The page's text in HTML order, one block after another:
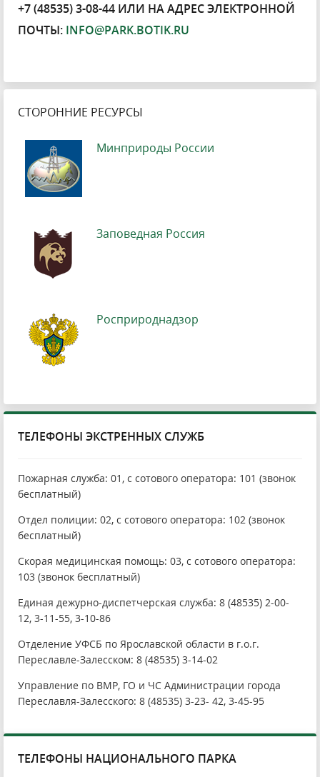
+7 (48535) 3-08-44 ИЛИ НА АДРЕС ЭЛЕКТРОННОЙ
ПОЧТЫ: INFO@PARK.BOTIK.RU
СТОРОННИЕ РЕСУРСЫ
Минприроды России
Заповедная Россия
Росприроднадзор
ТЕЛЕФОНЫ ЭКСТРЕННЫХ СЛУЖБ
Пожарная служба: 01, с сотового оператора: 101 (звонок
бесплатный)
Отдел полиции: 02, с сотового оператора: 102 (звонок
бесплатный)
Скорая медицинская помощь: 03, с сотового оператора:
103 (звонок бесплатный)
Единая дежурно-диспетчерская служба: 8 (48535) 2-00-
12, 3-11-55, 3-10-86
Отделение УФСБ по Ярославской области в г.о.г.
Переславле-Залесском: 8 (48535) 3-14-02
Управление по ВМР, ГО и ЧС Администрации города
Переславля-Залесского: 8 (48535) 3-23- 42, 3-45-95
ТЕЛЕФОНЫ НАЦИОНАЛЬНОГО ПАРКА